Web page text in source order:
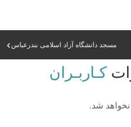
مسجد دانشگاه آزاد اسلامی بندرعباس
کـاربـران
شد.